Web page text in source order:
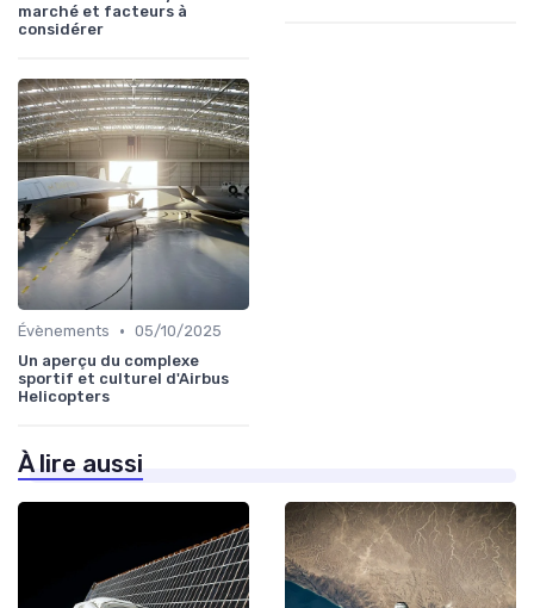
marché et facteurs à
considérer
Évènements • 05/10/2025
Un aperçu du complexe
sportif et culturel d'Airbus
Helicopters
À lire aussi